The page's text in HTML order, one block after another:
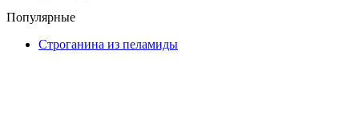
Популярные
Строганина из пеламиды